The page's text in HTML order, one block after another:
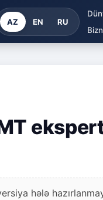
AZ EN RU
hələ